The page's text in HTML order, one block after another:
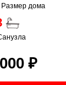
₽
Размер дома